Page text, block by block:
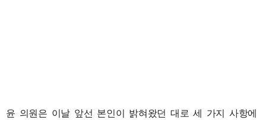
윤 의원은 이날 앞선 본인이 밝혀왔던 대로 세 가지 사항에